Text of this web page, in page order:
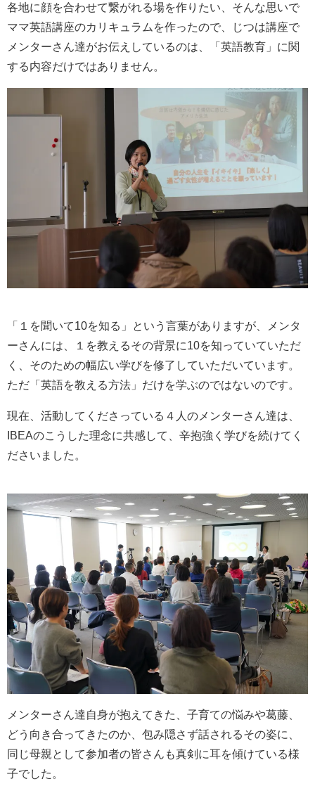
各地に顔を合わせて繋がれる場を作りたい、そんな思いで
ママ英語講座のカリキュラムを作ったので、じつは講座で
メンターさん達がお伝えしているのは、「英語教育」に関
する内容だけではありません。
「１を聞いて10を知る」という言葉がありますが、メンタ
ーさんには、１を教えるその背景に10を知っていていただ
く、そのための幅広い学びを修了していただいています。
ただ「英語を教える方法」だけを学ぶのではないのです。
現在、活動してくださっている４人のメンターさん達は、
IBEAのこうした理念に共感して、辛抱強く学びを続けてく
ださいました。
メンターさん達自身が抱えてきた、子育ての悩みや葛藤、
どう向き合ってきたのか、包み隠さず話されるその姿に、
同じ母親として参加者の皆さんも真剣に耳を傾けている様
子でした。